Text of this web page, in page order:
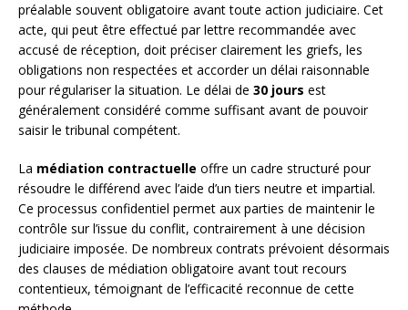
préalable souvent obligatoire avant toute action judiciaire. Cet
acte, qui peut être effectué par lettre recommandée avec
accusé de réception, doit préciser clairement les griefs, les
obligations non respectées et accorder un délai raisonnable
pour régulariser la situation. Le délai de 30 jours est
généralement considéré comme suffisant avant de pouvoir
saisir le tribunal compétent.
La médiation contractuelle offre un cadre structuré pour
résoudre le différend avec l’aide d’un tiers neutre et impartial.
Ce processus confidentiel permet aux parties de maintenir le
contrôle sur l’issue du conflit, contrairement à une décision
judiciaire imposée. De nombreux contrats prévoient désormais
des clauses de médiation obligatoire avant tout recours
contentieux, témoignant de l’efficacité reconnue de cette